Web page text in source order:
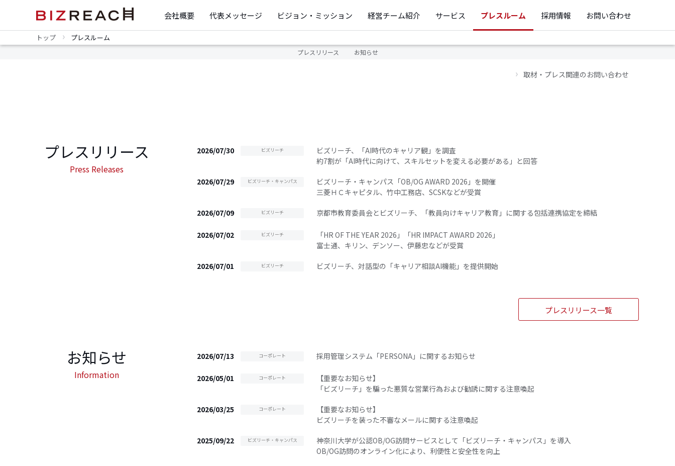
会社概要 代表メッセージ ビジョン・ミッション 経営チーム紹介 サービス プレスルーム 採用情報 お問い合わせ
トップ プレスルーム
プレスリリース お知らせ
取材・プレス関連のお問い合わせ
プレスリリース
Press Releases
2026/07/30 ビズリーチ
ビズリーチ、「AI時代のキャリア観」を調査
約7割が「AI時代に向けて、スキルセットを変える必要がある」と回答
2026/07/29 ビズリーチ・キャンパス
ビズリーチ・キャンパス「OB/OG AWARD 2026」を開催
三菱ＨＣキャピタル、竹中工務店、SCSKなどが受賞
2026/07/09 ビズリーチ 京都市教育委員会とビズリーチ、「教員向けキャリア教育」に関する包括連携協定を締結
2026/07/02 ビズリーチ
「HR OF THE YEAR 2026」「HR IMPACT AWARD 2026」
富士通、キリン、デンソー、伊藤忠などが受賞
2026/07/01 ビズリーチ ビズリーチ、対話型の「キャリア相談AI機能」を提供開始
プレスリリース一覧
お知らせ
Information
2026/07/13 コーポレート 採用管理システム「PERSONA」に関するお知らせ
2026/05/01 コーポレート
【重要なお知らせ】
「ビズリーチ」を騙った悪質な営業行為および勧誘に関する注意喚起
2026/03/25 コーポレート
【重要なお知らせ】
ビズリーチを装った不審なメールに関する注意喚起
2025/09/22 ビズリーチ・キャンパス
神奈川大学が公認OB/OG訪問サービスとして「ビズリーチ・キャンパス」を導入
OB/OG訪問のオンライン化により、利便性と安全性を向上